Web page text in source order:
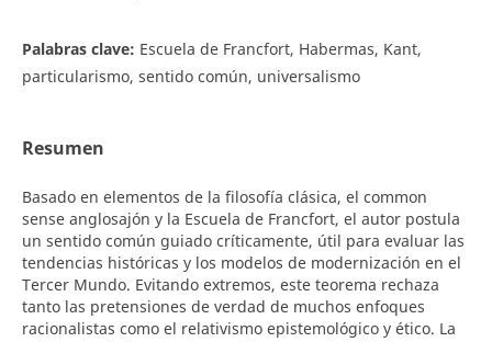
Palabras clave: Escuela de Francfort, Habermas, Kant,
particularismo, sentido común, universalismo
Resumen
Basado en elementos de la filosofía clásica, el common
sense anglosajón y la Escuela de Francfort, el autor postula
un sentido común guiado críticamente, útil para evaluar las
tendencias históricas y los modelos de modernización en el
Tercer Mundo. Evitando extremos, este teorema rechaza
tanto las pretensiones de verdad de muchos enfoques
racionalistas como el relativismo epistemológico y ético. La